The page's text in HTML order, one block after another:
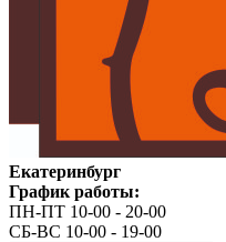
Екатеринбург
График работы:
ПН-ПТ 10-00 - 20-00
СБ-ВС 10-00 - 19-00